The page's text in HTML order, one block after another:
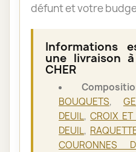
défunt et votre
Informations
une livraison à
CHER
BOUQUETS,
DEUIL,CROIX ET
DEUIL,
COURONNES